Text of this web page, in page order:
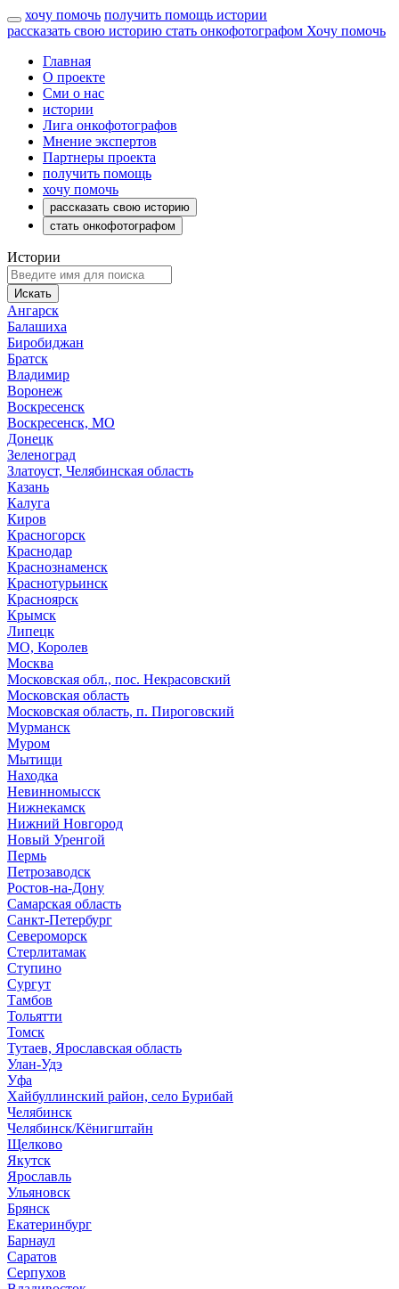
хочу помочь получить помощь истории
рассказать свою историю стать онкофотографом Хочу помочь
Главная
О проекте
Сми о нас
истории
Лига онкофотографов
Мнение экспертов
Партнеры проекта
получить помощь
хочу помочь
рассказать свою историю
стать онкофотографом
Истории
Искать
Ангарск
Балашиха
Биробиджан
Братск
Владимир
Воронеж
Воскресенск
Воскресенск, МО
Донецк
Зеленоград
Златоуст, Челябинская область
Казань
Калуга
Киров
Красногорск
Краснодар
Краснознаменск
Краснотурьинск
Красноярск
Крымск
Липецк
МО, Королев
Москва
Московская обл., пос. Некрасовский
Московская область
Московская область, п. Пироговский
Мурманск
Муром
Мытищи
Находка
Невинномысск
Нижнекамск
Нижний Новгород
Новый Уренгой
Пермь
Петрозаводск
Ростов-на-Дону
Самарская область
Санкт-Петербург
Североморск
Стерлитамак
Ступино
Сургут
Тамбов
Тольятти
Томск
Тутаев, Ярославская область
Улан-Удэ
Уфа
Хайбуллинский район, село Бурибай
Челябинск
Челябинск/Кёнигштайн
Щелково
Якутск
Ярославль
Ульяновск
Брянск
Екатеринбург
Барнаул
Саратов
Серпухов